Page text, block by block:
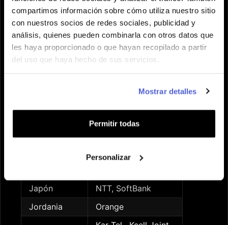
compartimos información sobre cómo utiliza nuestro sitio
con nuestros socios de redes sociales, publicidad y
análisis, quienes pueden combinarla con otros datos que
les haya proporcionado o que hayan recopilado a partir
del uso que haya hecho de sus servicios.
Mostrar detalles
Permitir todas
Personalizar
Islandia
NOVA, Síminn
Islas Caimán
Digicel Group
Islas Feroe
Faroese Telecom
Islas Turcas
Digicel Group
Cellcom, Partner,
Japón
NTT, SoftBank
Jordania
Orange